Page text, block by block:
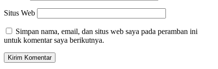
Situs Web
Simpan nama, email, dan situs web saya pada peramban ini
untuk komentar saya berikutnya.